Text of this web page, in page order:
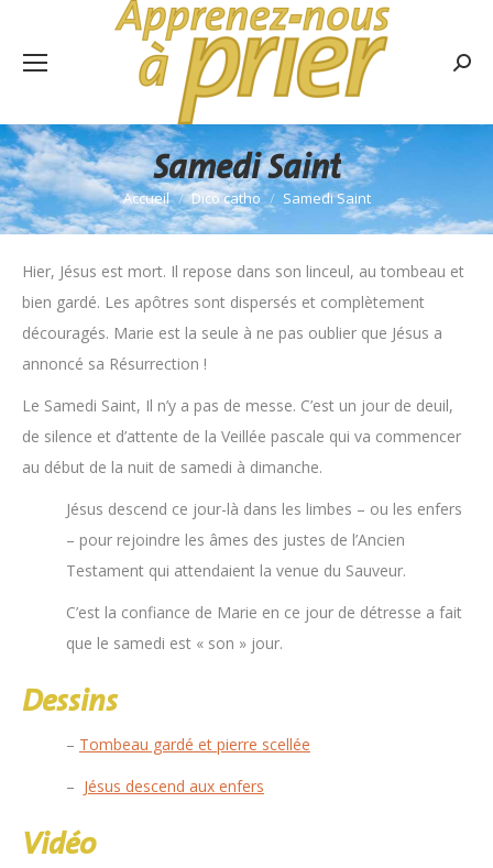
Samedi Saint
Vous êtes ici :
Accueil Dico catho Samedi Saint
Hier, Jésus est mort. Il repose dans son linceul, au tombeau et
bien gardé. Les apôtres sont dispersés et complètement
découragés. Marie est la seule à ne pas oublier que Jésus a
annoncé sa Résurrection !
Le Samedi Saint, Il n’y a pas de messe. C’est un jour de deuil,
de silence et d’attente de la Veillée pascale qui va commencer
au début de la nuit de samedi à dimanche.
Jésus descend ce jour-là dans les limbes – ou les enfers
– pour rejoindre les âmes des justes de l’Ancien
Testament qui attendaient la venue du Sauveur.
C’est la confiance de Marie en ce jour de détresse a fait
que le samedi est « son » jour.
Dessins
– Tombeau gardé et pierre scellée
– Jésus descend aux enfers
Vidéo